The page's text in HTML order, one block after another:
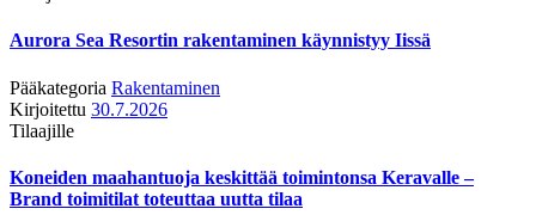
Aurora Sea Resortin rakentaminen käynnistyy Iissä
Pääkategoria Rakentaminen
Kirjoitettu 30.7.2026
Tilaajille
Koneiden maahantuoja keskittää toimintonsa Keravalle –
Brand toimitilat toteuttaa uutta tilaa